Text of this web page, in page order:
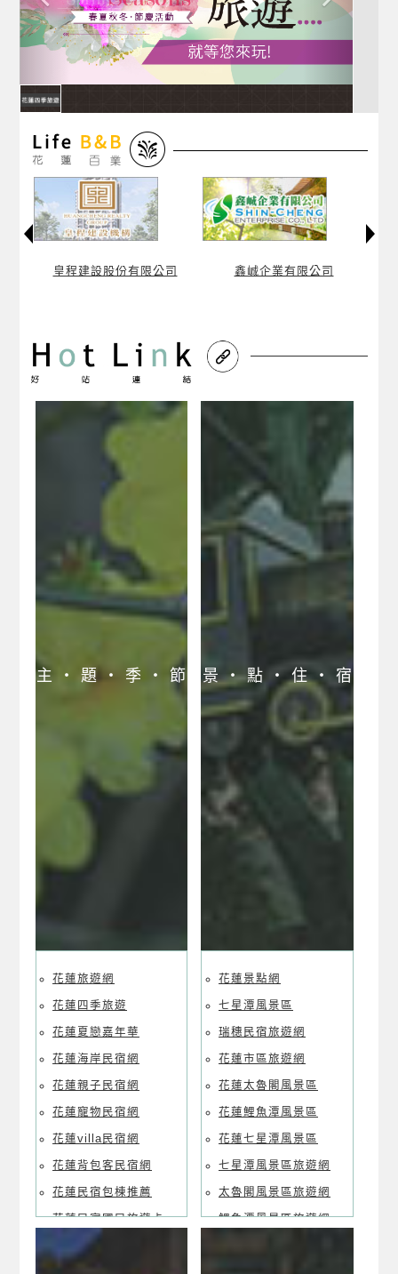
皇程建設股份有限公司 鑫峸企業有限公司
主 ‧ 題 ‧ 季 ‧ 節
花蓮旅遊網
花蓮四季旅遊
花蓮夏戀嘉年華
花蓮海岸民宿網
花蓮親子民宿網
花蓮寵物民宿網
花蓮villa民宿網
花蓮背包客民宿網
花蓮民宿包棟推薦
花蓮民宿國民旅遊卡
花蓮合法民宿業者聯
景 ‧ 點 ‧ 住 ‧ 宿
花蓮景點網
七星潭風景區
瑞穗民宿旅遊網
花蓮市區旅遊網
花蓮太魯閣風景區
花蓮鯉魚潭風景區
花蓮七星潭風景區
七星潭風景區旅遊網
太魯閣風景區旅遊網
鯉魚潭風景區旅遊網